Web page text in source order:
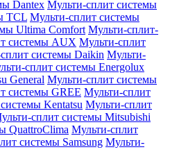
Dantex Мульти-сплит системы
TCL Мульти-сплит системы
Ultima Comfort Мульти-сплит-
системы AUX Мульти-сплит
системы Daikin Мульти-
сплит системы Energolux
General Мульти-сплит системы
системы GREE Мульти-сплит
Kentatsu Мульти-сплит
сплит системы Mitsubishi
QuattroClima Мульти-сплит
системы Samsung Мульти-